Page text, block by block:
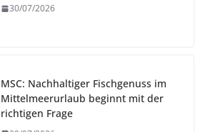
30/07/2026
MSC: Nachhaltiger Fischgenuss im
Mittelmeerurlaub beginnt mit der
richtigen Frage